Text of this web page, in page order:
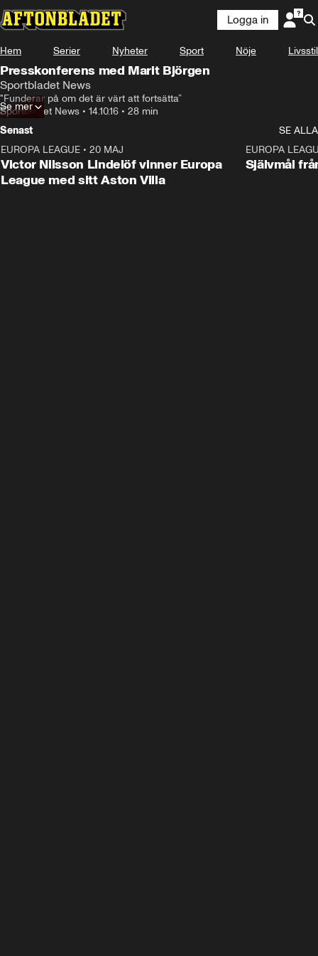
Logga in
Hem Serier Nyheter Sport Nöje Livsstil
Presskonferens med Marit Björgen
Sportbladet News
"Funderar på om det är värt att fortsätta”
Sportbladet News • 14.10.16 • 28 min
Se mer
Senast
SE ALLA
EUROPA LEAGUE • 20 MAJ
Victor Nilsson Lindelöf vinner Europa
League med sitt Aston Villa
EUROPA
Självmål